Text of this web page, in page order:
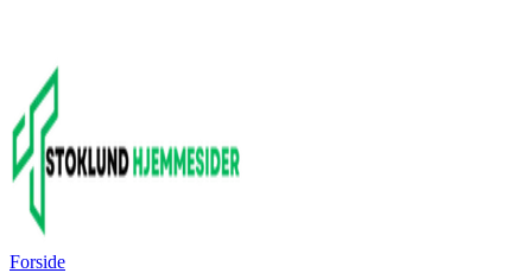
Forside